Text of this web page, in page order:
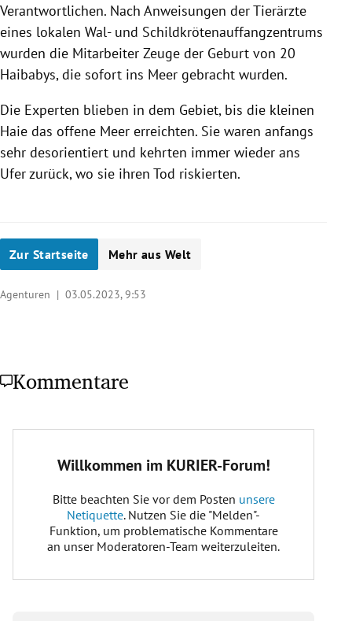
Verantwortlichen. Nach Anweisungen der Tierärzte
eines lokalen Wal- und Schildkrötenauffangzentrums
wurden die Mitarbeiter Zeuge der Geburt von 20
Haibabys, die sofort ins Meer gebracht wurden.
Die Experten blieben in dem Gebiet, bis die kleinen
Haie das offene Meer erreichten. Sie waren anfangs
sehr desorientiert und kehrten immer wieder ans
Ufer zurück, wo sie ihren Tod riskierten.
Zur Startseite Mehr aus Welt
Agenturen | 03.05.2023, 9:53
Kommentare